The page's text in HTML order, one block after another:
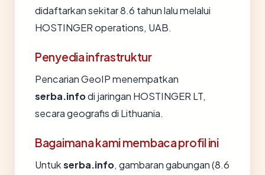
didaftarkan sekitar 8.6 tahun lalu melalui
HOSTINGER operations, UAB.
Penyedia infrastruktur
Pencarian GeoIP menempatkan
serba.infodi jaringan HOSTINGER LT,
secara geografis di Lithuania.
Bagaimana kami membaca profil ini
Untukserba.info, gambaran gabungan (8.6